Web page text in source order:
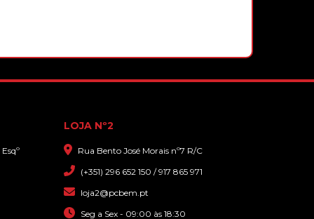
com
LOJA Nº2
Rua Bento José Morais nº7 R/C
(+351) 296 652 150 / 917 865 971
loja2@pcbem.pt
Seg a Sex - 09:00 às 18:30